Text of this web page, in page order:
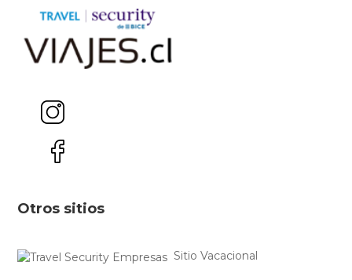
Otros sitios
Sitio Vacacional